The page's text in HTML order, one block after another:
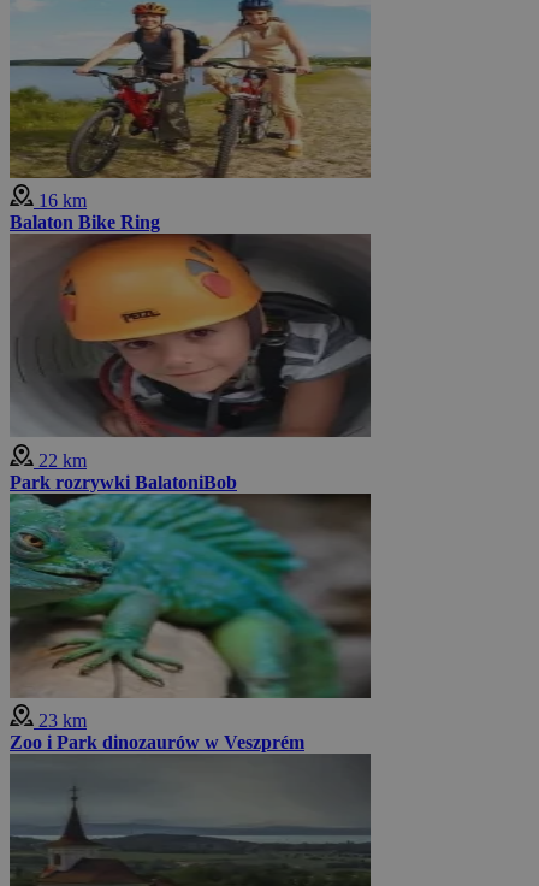
16 km
Balaton Bike Ring
22 km
Park rozrywki BalatoniBob
23 km
Zoo i Park dinozaurów w Veszprém